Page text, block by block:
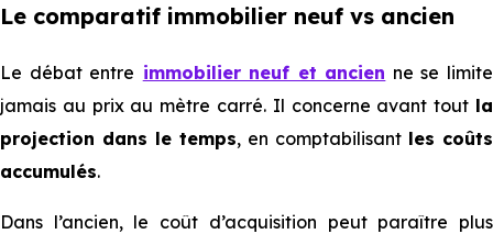
Le comparatif immobilier neuf vs ancien
Le débat entre immobilier neuf et ancien ne se limite
jamais au prix au mètre carré. Il concerne avant tout la
projection dans le temps, en comptabilisant les coûts
accumulés.
Dans l’ancien, le coût d’acquisition peut paraître plus